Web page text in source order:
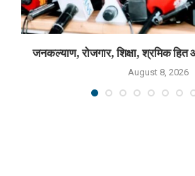
जनकल्याण, रोजगार, शिक्षा, श्रमिक
August 8, 2026